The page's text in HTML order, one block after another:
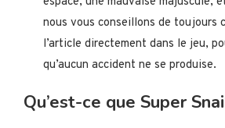
nous vous conseillons de toujours
l’article directement dans le jeu,
qu’aucun accident ne se produise.
Qu’est-ce que Super